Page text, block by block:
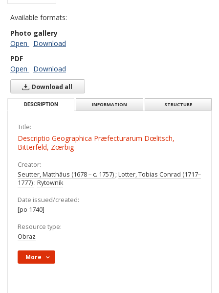
Available formats:
Photo gallery
Open
Download
PDF
Open
Download
Download all
DESCRIPTION INFORMATION STRUCTURE
Title:
Descriptio Geographica Præfecturarum Dœlitsch,
Bitterfeld, Zœrbig
Creator:
Seutter, Matthäus (1678 – c. 1757) ; Lotter, Tobias Conrad (1717–
1777) : Rytownik
Date issued/created:
[po 1740]
Resource type:
Obraz
More